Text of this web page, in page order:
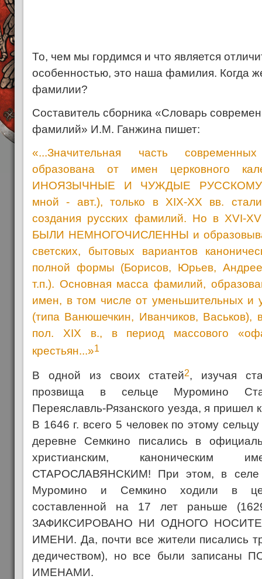
То, чем мы гордимся и что является
особенностью, это наша фамилия. Когда
фамилии?
Составитель сборника «Словарь
фамилий» И.М. Ганжина пишет:
«...Значительная часть
образована от имен церковного
ИНОЯЗЫЧНЫЕ И ЧУЖДЫЕ РУССКОМУ
мной - авт.), только в XIX-XX вв.
создания русских фамилий. Но в XVI-
БЫЛИ НЕМНОГОЧИСЛЕННЫ и
светских, бытовых вариантов
полной формы (Борисов, Юрьев,
т.п.). Основная масса фамилий,
имен, в том числе от уменьшительных и
(типа Ванюшечкин, Иванчиков, Васьков),
пол. XIX в., в период массового
крестьян...»1
В одной из своих статей2, изучая
прозвища в сельце Муромино
Переяславль-Рязанского уезда, я пришел
В 1646 г. всего 5 человек по этому
деревне Семкино писались в
христианским,
СТАРОСЛАВЯНСКИМ! При этом, в селе
Муромино и Семкино ходили в
составленной на 17 лет раньше
ЗАФИКСИРОВАНО НИ ОДНОГО
ИМЕНИ. Да, почти все жители писались
дедичеством), но все были
ИМЕНАМИ.